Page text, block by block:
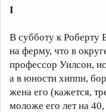
I
В субботу к Роберту
на ферму, что в
профессор Уилсон,
а в юности хиппи,
жена его (кажется,
моложе его лет на